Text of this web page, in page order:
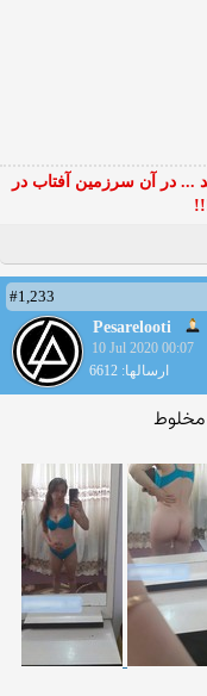
در آن سرزمین آفتاب در
#1,233
Pesarelooti
10 Jul 2020 00:07
ارسالها: 6612